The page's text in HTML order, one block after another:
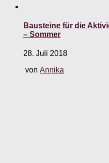
Bausteine für die
– Sommer
28. Juli 2018
von Annika